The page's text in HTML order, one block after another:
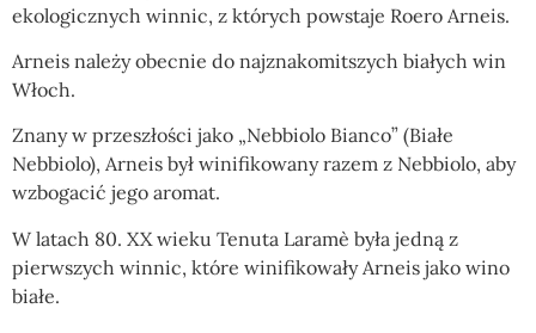
ekologicznych winnic, z których powstaje Roero Arneis.
Arneis należy obecnie do najznakomitszych białych win
Włoch.
Znany w przeszłości jako „Nebbiolo Bianco” (Białe
Nebbiolo), Arneis był winifikowany razem z Nebbiolo, aby
wzbogacić jego aromat.
W latach 80. XX wieku Tenuta Laramè była jedną z
pierwszych winnic, które winifikowały Arneis jako wino
białe.